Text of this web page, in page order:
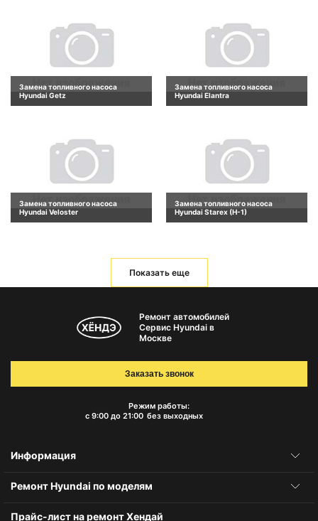
Замена топливного насоса
Hyundai Getz
Замена топливного насоса
Hyundai Elantra
Замена топливного насоса
Hyundai Veloster
Замена топливного насоса
Hyundai Starex (H-1)
Показать еще
Ремонт автомобилей
Сервис Hyundai в
Москве
Режим работы:
с 9:00 до 21:00 без выходных
Заказать звонок
Информация
Ремонт Hyundai по моделям
Прайс-лист на ремонт Хендай